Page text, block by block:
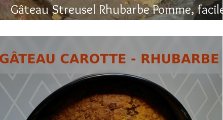
Gâteau Streusel Rhubarbe Pomme, facile
et hyper bon!